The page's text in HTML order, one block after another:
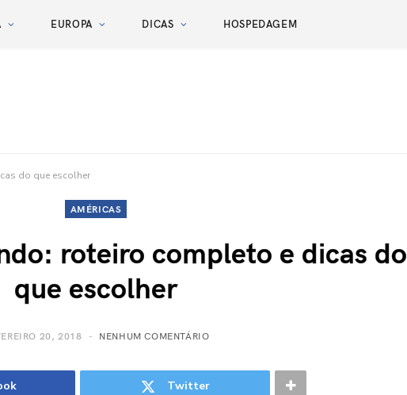
EUROPA DICAS HOSPEDAGEM
do que escolher
AMÉRICAS
roteiro completo e dicas do
que escolher
20, 2018 NENHUM COMENTÁRIO
Twitter